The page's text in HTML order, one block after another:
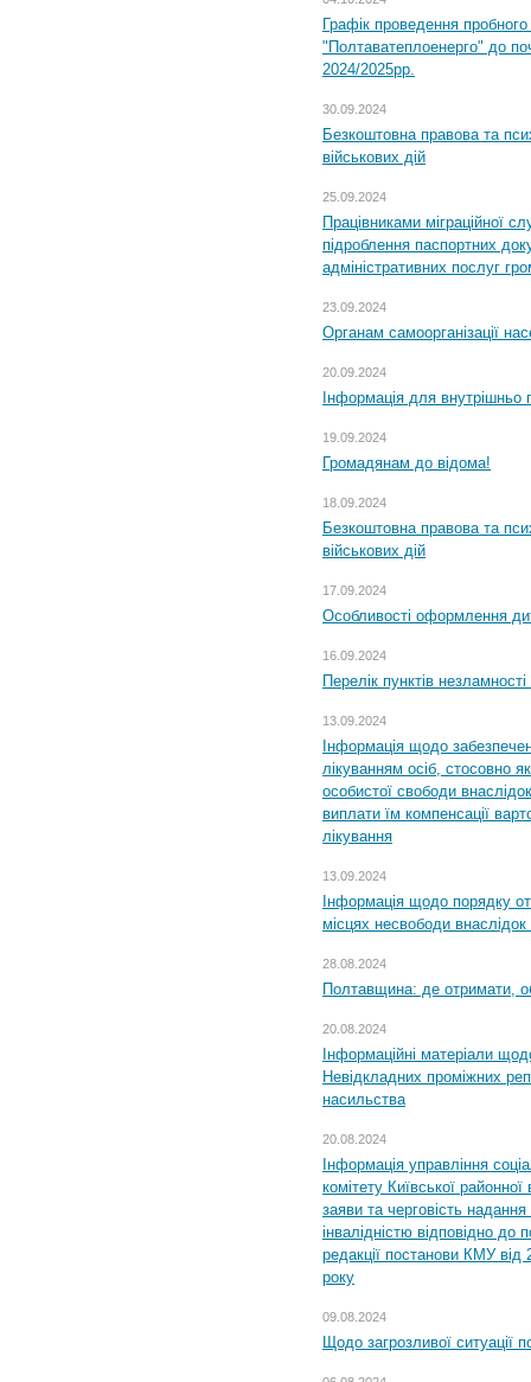
Графік проведення
"Полтаватеплоенерго" до
2024/2025рр.
30.09.2024
Безкоштовна правова та
військових дій
25.09.2024
Працівниками міграційної
підроблення паспортних
адміністративних послуг
23.09.2024
Органам самоорганізації
20.09.2024
Інформація для внутрішньо
19.09.2024
Громадянам до відома!
18.09.2024
Безкоштовна правова та
військових дій
17.09.2024
Особливості оформлення
16.09.2024
Перелік пунктів
13.09.2024
Інформація щодо
лікуванням осіб, стосовно
особистої свободи
виплати їм компенсації
лікування
13.09.2024
Інформація щодо порядку
місцях несвободи внаслідок
28.08.2024
Полтавщина: де отримати,
20.08.2024
Інформаційні матеріали
Невідкладних проміжних
насильства
20.08.2024
Інформація управління
комітету Київської
заяви та черговість надання
інвалідністю відповідно
редакції постанови КМУ
року
09.08.2024
Щодо загрозливої ситуації